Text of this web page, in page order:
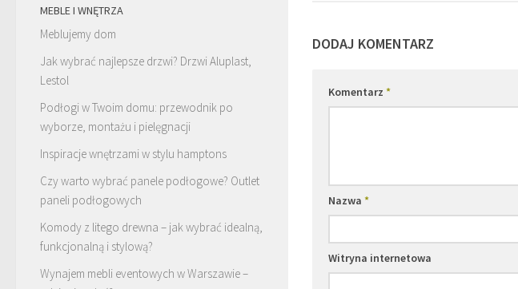
DODAJ KOMENTARZ
Komentarz *
Nazwa *
Witryna internetowa
MEBLE I WNĘTRZA
Meblujemy dom
Jak wybrać najlepsze drzwi? Drzwi Aluplast,
Lestol
Podłogi w Twoim domu: przewodnik po
wyborze, montażu i pielęgnacji
Inspiracje wnętrzami w stylu hamptons
Czy warto wybrać panele podłogowe? Outlet
paneli podłogowych
Komody z litego drewna – jak wybrać idealną,
funkcjonalną i stylową?
Wynajem mebli eventowych w Warszawie –